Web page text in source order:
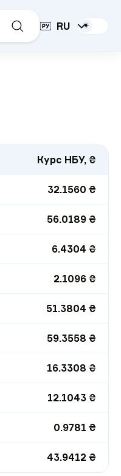
RU ☀️
Курс НБУ, ₴
32.1560 ₴
56.0189 ₴
6.4304 ₴
2.1096 ₴
51.3804 ₴
59.3558 ₴
16.3308 ₴
12.1043 ₴
0.9781 ₴
43.9412 ₴